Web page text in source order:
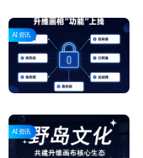
AI资讯
AI资讯